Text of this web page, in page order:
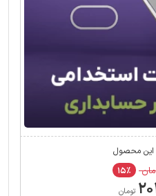
محصول
۱۵٪
تومان